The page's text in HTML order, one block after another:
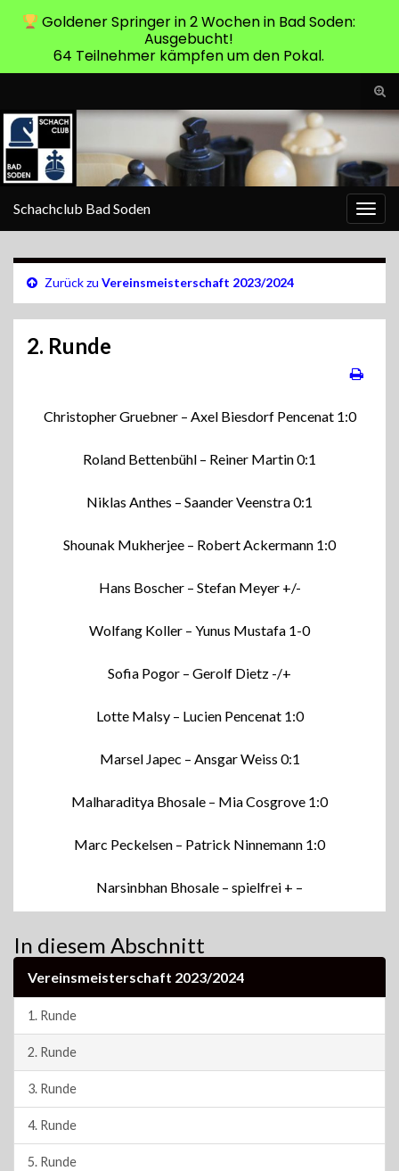
Schachclub Bad Soden
Zurück zu Vereinsmeisterschaft 2023/2024
2. Runde
Christopher Gruebner – Axel Biesdorf Pencenat 1:0
Roland Bettenbühl – Reiner Martin 0:1
Niklas Anthes – Saander Veenstra 0:1
Shounak Mukherjee – Robert Ackermann 1:0
Hans Boscher – Stefan Meyer +/-
Wolfang Koller – Yunus Mustafa 1-0
Sofia Pogor – Gerolf Dietz -/+
Lotte Malsy – Lucien Pencenat 1:0
Marsel Japec – Ansgar Weiss 0:1
Malharaditya Bhosale – Mia Cosgrove 1:0
Marc Peckelsen – Patrick Ninnemann 1:0
Narsinbhan Bhosale – spielfrei + –
In diesem Abschnitt
Vereinsmeisterschaft 2023/2024
1. Runde
2. Runde
3. Runde
4. Runde
5. Runde
Goldener Springer in 2 Wochen in Bad Soden:
Ausgebucht!
64 Teilnehmer kämpfen um den Pokal.